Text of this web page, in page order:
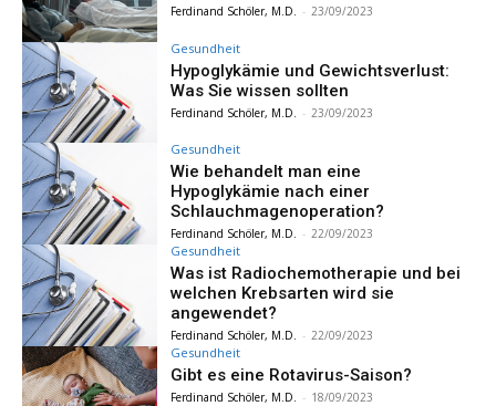
Ferdinand Schöler, M.D. - 23/09/2023
Gesundheit
Hypoglykämie und Gewichtsverlust:
Was Sie wissen sollten
Ferdinand Schöler, M.D. - 23/09/2023
Gesundheit
Wie behandelt man eine
Hypoglykämie nach einer
Schlauchmagenoperation?
Ferdinand Schöler, M.D. - 22/09/2023
Gesundheit
Was ist Radiochemotherapie und bei
welchen Krebsarten wird sie
angewendet?
Ferdinand Schöler, M.D. - 22/09/2023
Gesundheit
Gibt es eine Rotavirus-Saison?
Ferdinand Schöler, M.D. - 18/09/2023